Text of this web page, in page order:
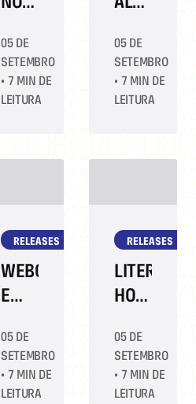
RECEBE
'VERA
HOLTZ
05 DE
SETEMBRO
• 7 MIN DE
LEITURA
GANHAM
ESPAÇO
ANOS
05 DE
SETEMBRO
• 7 MIN DE
LEITURA
RELEASES
WEBCOMICS
E
ON-
LINE
GANHAM
05 DE
SETEMBRO
• 7 MIN DE
LEITURA
RELEASES
HOT
PAUTA
NA
21ª
05 DE
SETEMBRO
• 7 MIN DE
LEITURA